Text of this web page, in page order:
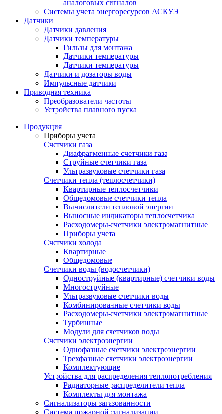
аналоговых сигналов
Системы учета энергоресурсов АСКУЭ
Датчики
Датчики давления
Датчики температуры
Гильзы для монтажа
Датчики температуры
Датчики температуры
Датчики и дозаторы воды
Импульсные датчики
Приводная техника
Преобразователи частоты
Устройства плавного пуска
Продукция
Приборы учета
Счетчики газа
Диафрагменные счетчики газа
Струйные счетчики газа
Ультразвуковые счетчики газа
Счетчики тепла (теплосчетчики)
Квартирные теплосчетчики
Общедомовые счетчики тепла
Вычислители тепловой энергии
Выносные индикаторы теплосчетчика
Расходомеры-счетчики электромагнитные
Приборы учета
Счетчики холода
Квартирные
Общедомовые
Счетчики воды (водосчетчики)
Одноструйные (квартирные) счетчики воды
Многоструйные
Ультразвуковые счетчики воды
Комбинированные счетчики воды
Расходомеры-счетчики электромагнитные
Турбинные
Модули для счетчиков воды
Счетчики электроэнергии
Однофазные счетчики электроэнергии
Трехфазные счетчики электроэнергии
Комплектующие
Устройства для распределения теплопотребления
Радиаторные распределители тепла
Комплекты для монтажа
Сигнализаторы загазованности
Система пожарной сигнализации